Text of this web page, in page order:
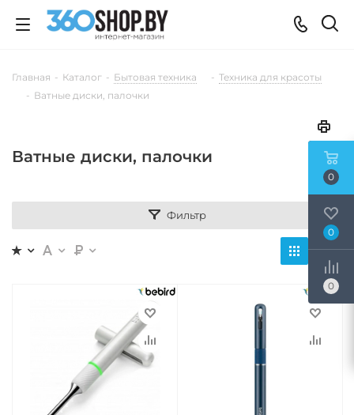
Главная - Каталог - Бытовая техника - Техника для красоты
- Ватные диски, палочки
Ватные диски, палочки
Фильтр
0
0
0